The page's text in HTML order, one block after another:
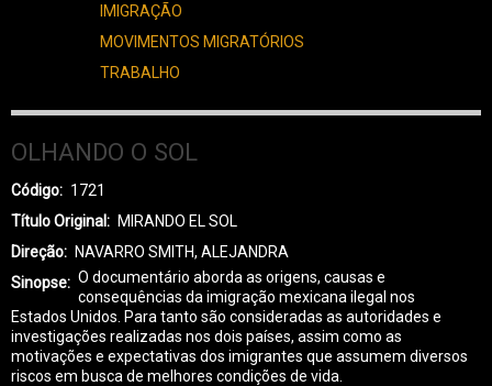
IMIGRAÇÃO
MOVIMENTOS MIGRATÓRIOS
TRABALHO
OLHANDO O SOL
Código
1721
Título Original
MIRANDO EL SOL
Direção
NAVARRO SMITH, ALEJANDRA
Sinopse
O documentário aborda as origens, causas e
consequências da imigração mexicana ilegal nos
Estados Unidos. Para tanto são consideradas as autoridades e
investigações realizadas nos dois países, assim como as
motivações e expectativas dos imigrantes que assumem diversos
riscos em busca de melhores condições de vida.